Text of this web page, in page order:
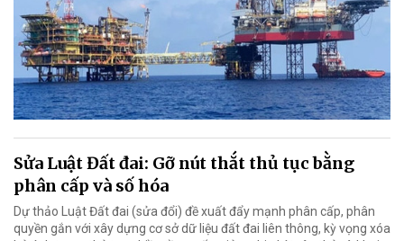
Sửa Luật Đất đai: Gỡ nút thắt thủ tục bằng
phân cấp và số hóa
Dự thảo Luật Đất đai (sửa đổi) đề xuất đẩy mạnh phân cấp, phân
quyền gắn với xây dựng cơ sở dữ liệu đất đai liên thông, kỳ vọng xóa